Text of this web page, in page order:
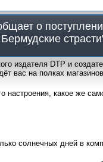
о
издателя DTP и
вас на полках
настроения, какое же
солнечных дней в